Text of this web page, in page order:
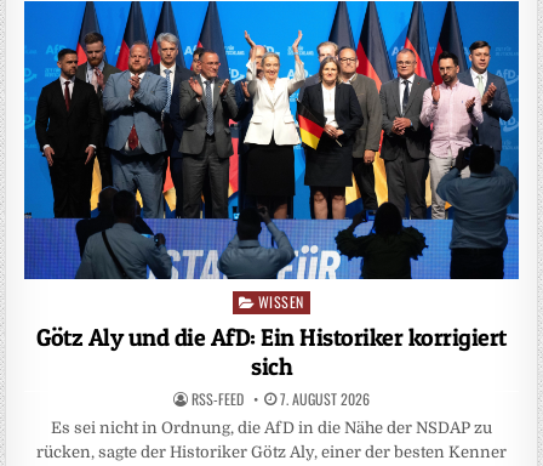
Posted
in
WISSEN
Götz Aly und die AfD: Ein Historiker korrigiert
sich
RSS-FEED 7. AUGUST 2026
Es sei nicht in Ordnung, die AfD in die Nähe der NSDAP zu
rücken, sagte der Historiker Götz Aly, einer der besten Kenner